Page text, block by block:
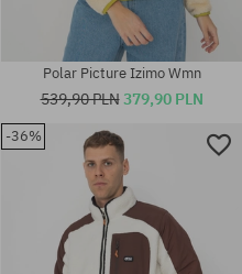
Dostępne rozmiary:
Polar Picture Izimo Wmn
539,90 PLN379,90 PLN
-36%